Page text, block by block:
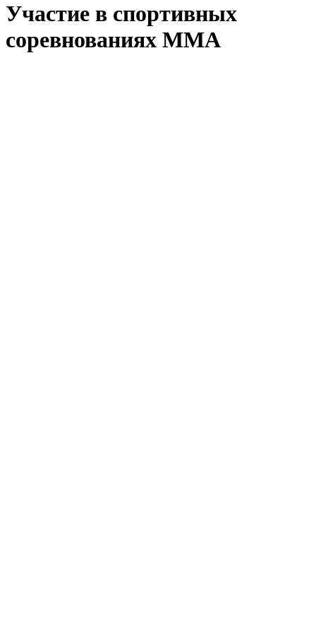
Участие в спортивных
соревнованиях MMA